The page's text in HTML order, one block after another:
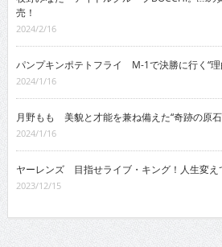
パンプキンポテトフライ M-1で決勝に行く“理
月野もも 美貌と才能を兼ね備えた“奇跡の原石
ヤーレンズ 目指せライブ・キング！人生変え
ドカントニュース